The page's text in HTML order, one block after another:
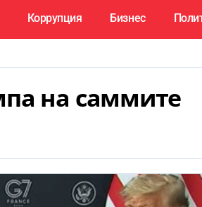
Коррупция Бизнес
на саммите